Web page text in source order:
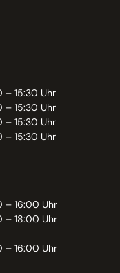
15:30 Uhr
15:30 Uhr
15:30 Uhr
15:30 Uhr
– 16:00 Uhr
– 18:00 Uhr
– 16:00 Uhr